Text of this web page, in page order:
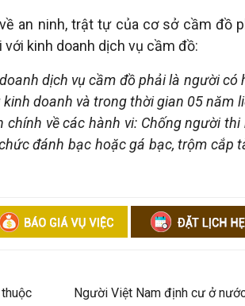
an ninh, trật tự của cơ sở cầm đồ
kinh doanh dịch vụ cầm đồ:
dịch vụ cầm đồ phải là người
doanh và trong thời gian 05 năm
về các hành vi: Chống người
đánh bạc hoặc gá bạc, trộm cắp
Người Việt Nam định cư ở